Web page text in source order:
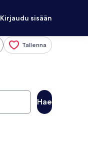
Kirjaudu sisään
Tallenna
Hae